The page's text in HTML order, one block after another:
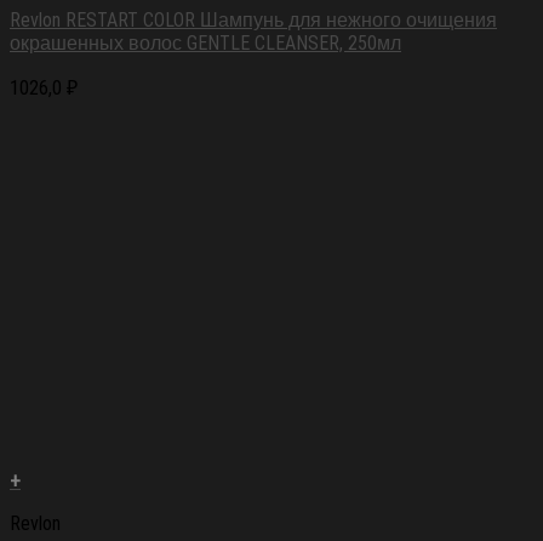
Revlon RESTART COLOR Шампунь для нежного очищения
окрашенных волос GENTLE CLEANSER, 250мл
1026,0 ₽
+
Revlon